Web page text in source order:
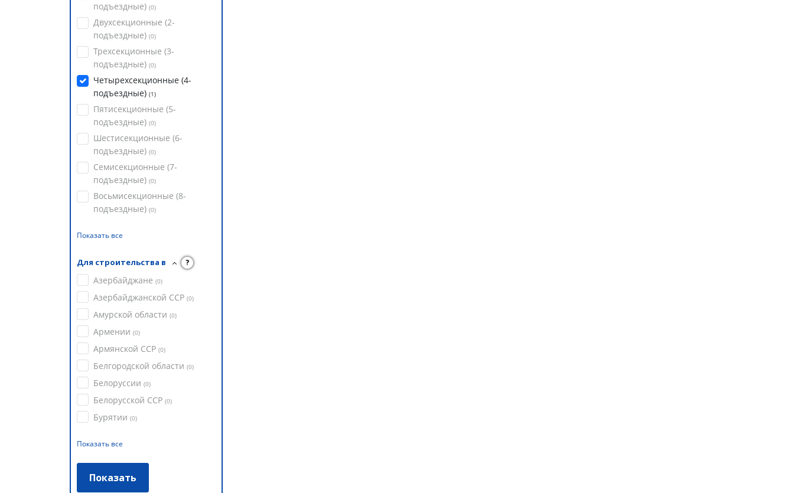
подъездные) (0)
Двухсекционные (2-
подъездные) (0)
Трехсекционные (3-
подъездные) (0)
Четырехсекционные (4-
подъездные) (1)
Пятисекционные (5-
подъездные) (0)
Шестисекционные (6-
подъездные) (0)
Семисекционные (7-
подъездные) (0)
Восьмисекционные (8-
подъездные) (0)
Показать все
Для строительства в ?
Азербайджане (0)
Азербайджанской ССР (0)
Амурской области (0)
Армении (0)
Армянской ССР (0)
Белгородской области (0)
Белоруссии (0)
Белорусской ССР (0)
Бурятии (0)
Показать все